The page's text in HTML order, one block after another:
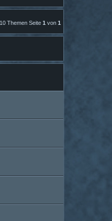
10 Themen Seite 1 von 1